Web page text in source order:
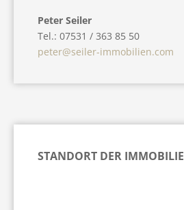
Peter Seiler
Tel.: 07531 / 363 85 50
peter@seiler-immobilien.com
STANDORT DER IMMOBILIE